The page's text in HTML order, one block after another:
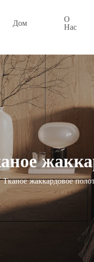
Дом
О
Нас
Тканое жаккардовое